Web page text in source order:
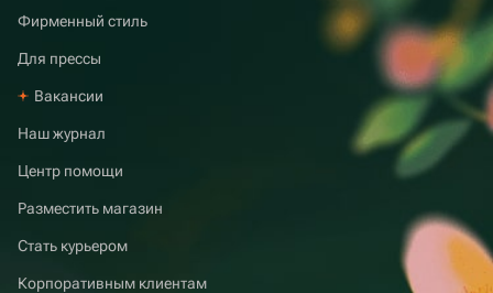
Фирменный стиль
Для прессы
Вакансии
Наш журнал
Центр помощи
Разместить магазин
Стать курьером
Корпоративным клиентам